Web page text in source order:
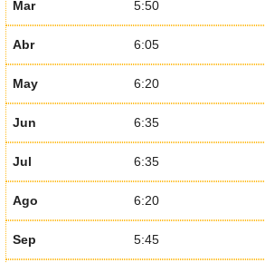
Mar 5:50
Abr 6:05
May 6:20
Jun 6:35
Jul 6:35
Ago 6:20
Sep 5:45